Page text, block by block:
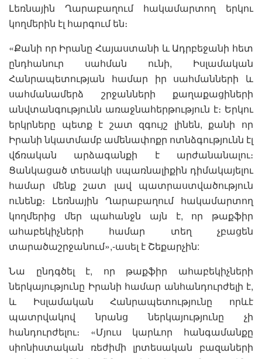
Լեռնային Ղարաբաղում հակամարտող երկու
կողմերին էլ հարգում են։
«Քանի որ Իրանը Հայաստանի և Ադրբեջանի հետ
ընդհանուր սահման ունի, Իսլամական
Հանրապետության համար իր սահմանների և
սահմանամերձ շրջանների քաղաքացիների
անվտանգությունն առաջնահերթություն է։ Երկու
երկրները պետք է շատ զգույշ լինեն, քանի որ
Իրանի նկատմամբ ամենափոքր ոտնձգությունն էլ
վճռական արձագանքի է արժանանալու։
Ցանկացած տեսակի սպառնալիքին դիմակայելու
համար մենք շատ լավ պատրաստվածություն
ունենք։ Լեռնային Ղարաբաղում հակամարտող
կողմերից մեր պահանջն այն է, որ թաքֆիր
ահաբեկիչների համար տեղ չբացեն
տարածաշրջանում»,-ասել է Շեքարչին:
Նա ընդգծել է, որ թաքֆիր ահաբեկիչների
ներկայությունը Իրանի համար անհանդուրժելի է,
և Իսլամական Հանրապետությունը որևէ
պատրվակով նրանց ներկայությունը չի
հանդուրժելու։ «Մյուս կարևոր հանգամանքը
սիոնիստական ռեժիմի լրտեսական բազաների